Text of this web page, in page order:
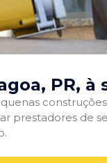
PR, à
de